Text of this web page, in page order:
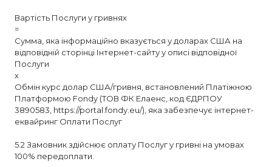
Вартість Послуги у гривнях
=
Сумма, яка інформаційно вказується у доларах США на
відповідній сторінці Інтернет-сайту у описі відповідної
Послуги
х
Обмін курс долар США/гривня, встановлений Платіжною
Платформою Fondy (ТОВ ФК Елаенс, код ЄДРПОУ
3890583, https://portal.fondy.eu/), яка забезпечує інтернет-
еквайринг Оплати Послуг
5.2 Замовник здійснює оплату Послуг у гривні на умовах
100% передоплати.